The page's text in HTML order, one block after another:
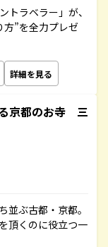
トラベラー」が、
方”を全力プレゼ
詳細を見る
京都のお寺 三
並ぶ古都・京都。
頂くのに役立つ一